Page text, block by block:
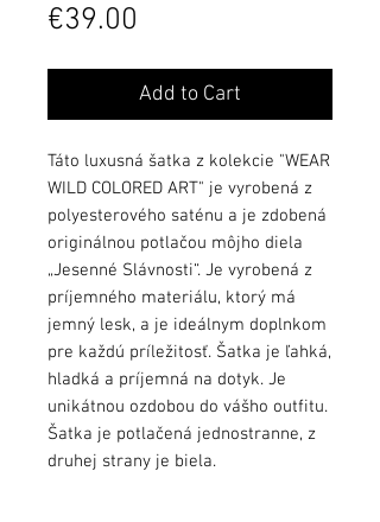
€39.00
Add to Cart
Táto luxusná šatka z kolekcie "WEAR
WILD COLORED ART" je vyrobená z
polyesterového saténu a je zdobená
originálnou potlačou môjho diela
„Jesenné Slávnosti“. Je vyrobená z
príjemného materiálu, ktorý má
jemný lesk, a je ideálnym doplnkom
pre každú príležitosť. Šatka je ľahká,
hladká a príjemná na dotyk. Je
unikátnou ozdobou do vášho outfitu.
Šatka je potlačená jednostranne, z
druhej strany je biela.